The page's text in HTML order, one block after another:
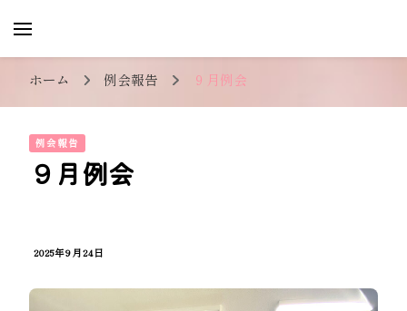
成した交流会です。
ホーム 例会報告 ９月例会
例会報告
９月例会
2025年9月24日